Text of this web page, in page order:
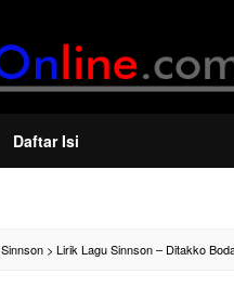
Daftar Isi
Sinnson > Lirik Lagu Sinnson – Ditakko